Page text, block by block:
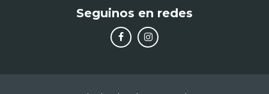
Seguinos en redes